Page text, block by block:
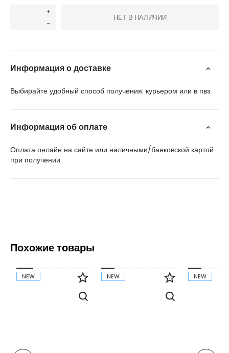
НЕТ В НАЛИЧИИ
Информация о доставке
Выбирайте удобный способ получения: курьером или в пвз.
Информация об оплате
Оплата онлайн на сайте или наличными/банковской картой
при получении.
Похожие товары
NEW NEW NEW